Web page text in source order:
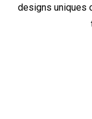
designs uniques